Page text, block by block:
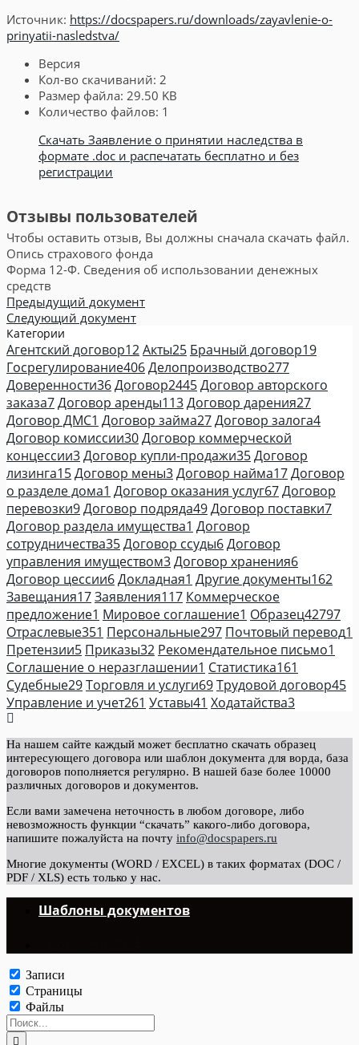
Источник: https://docspapers.ru/downloads/zayavlenie-o-
prinyatii-nasledstva/
Версия
Кол-во скачиваний: 2
Размер файла: 29.50 KB
Количество файлов: 1
Скачать Заявление о принятии наследства в
формате .doc и распечатать бесплатно и без
регистрации
Отзывы пользователей
Чтобы оставить отзыв, Вы должны сначала скачать файл.
Опись страхового фонда
Форма 12-Ф. Сведения об использовании денежных
средств
Предыдущий документ
Следующий документ
Категории
Агентский договор12Акты25 Брачный договор19
Госрегулирование406Делопроизводство277
Доверенности36Договор2445Договор авторского
заказа7Договор аренды113Договор дарения27
Договор ДМС1 Договор займа27Договор залога4
Договор комиссии30Договор коммерческой
концессии3Договор купли-продажи35Договор
лизинга15Договор мены3Договор найма17Договор
о разделе дома1 Договор оказания услуг67Договор
перевозки9Договор подряда49Договор поставки7
Договор раздела имущества1 Договор
сотрудничества35Договор ссуды6Договор
управления имуществом3Договор хранения6
Договор цессии6Докладная1 Другие документы162
Завещания17Заявления117 Коммерческое
предложение1 Мировое соглашение1 Образец42797
Отраслевые351 Персональные297 Почтовый перевод1
Претензии5 Приказы32 Рекомендательное письмо1
Соглашение о неразглашении1 Статистика161
Судебные29Торговля и услуги69Трудовой договор45
Управление и учет261 Уставы41 Ходатайства3
На нашем сайте каждый может бесплатно скачать образец
интересующего договора или шаблон документа для ворда, база
договоров пополняется регулярно. В нашей базе более 10000
различных договоров и документов.
Если вами замечена неточность в любом договоре, либо
невозможность функции “скачать” какого-либо договора,
напишите пожалуйста на почту info@docspapers.ru
Многие документы (WORD / EXCEL) в таких форматах (DOC /
PDF / XLS) есть только у нас.
Шаблоны документов
Записи
Страницы
Файлы